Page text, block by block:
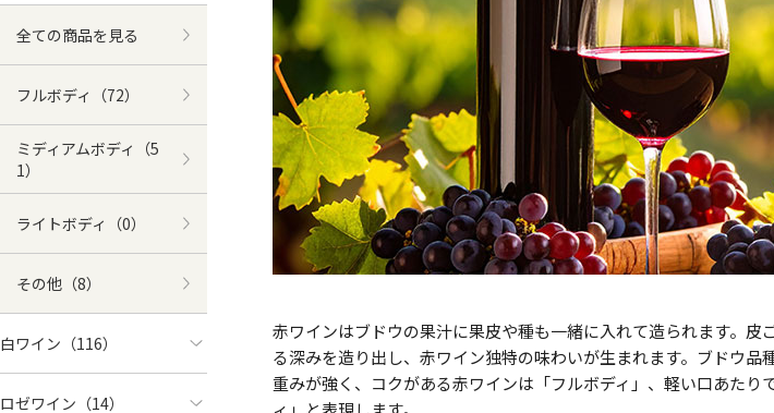
全ての商品を見る
フルボディ （72）
ミディアムボディ
（5
1）
ライトボディ （0）
その他 （8）
白ワイン （116）
ロゼワイン （14）
赤ワインはブドウの果汁に果皮や種も一緒に入れて造られます。
る深みを造り出し、赤ワイン独特の味わいが生まれます。ブドウ品
重みが強く、コクがある赤ワインは「フルボディ」、軽い口あた